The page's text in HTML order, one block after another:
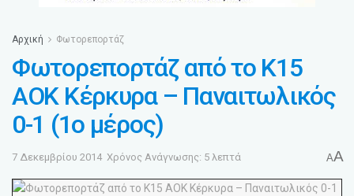
Αρχική Φωτορεπορτάζ
Φωτορεπορτάζ από το Κ15
ΑΟΚ Κέρκυρα – Παναιτωλικός
0-1 (1ο μέρος)
7 Δεκεμβρίου 2014 Χρόνος Ανάγνωσης: 5 λεπτά AA